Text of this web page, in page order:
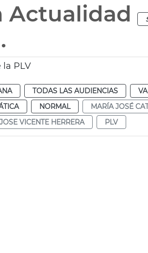
Actualidad
.
la PLV
TODAS LAS AUDIENCIAS
NORMAL MARÍA JOSÉ
JOSE VICENTE HERRERA PLV